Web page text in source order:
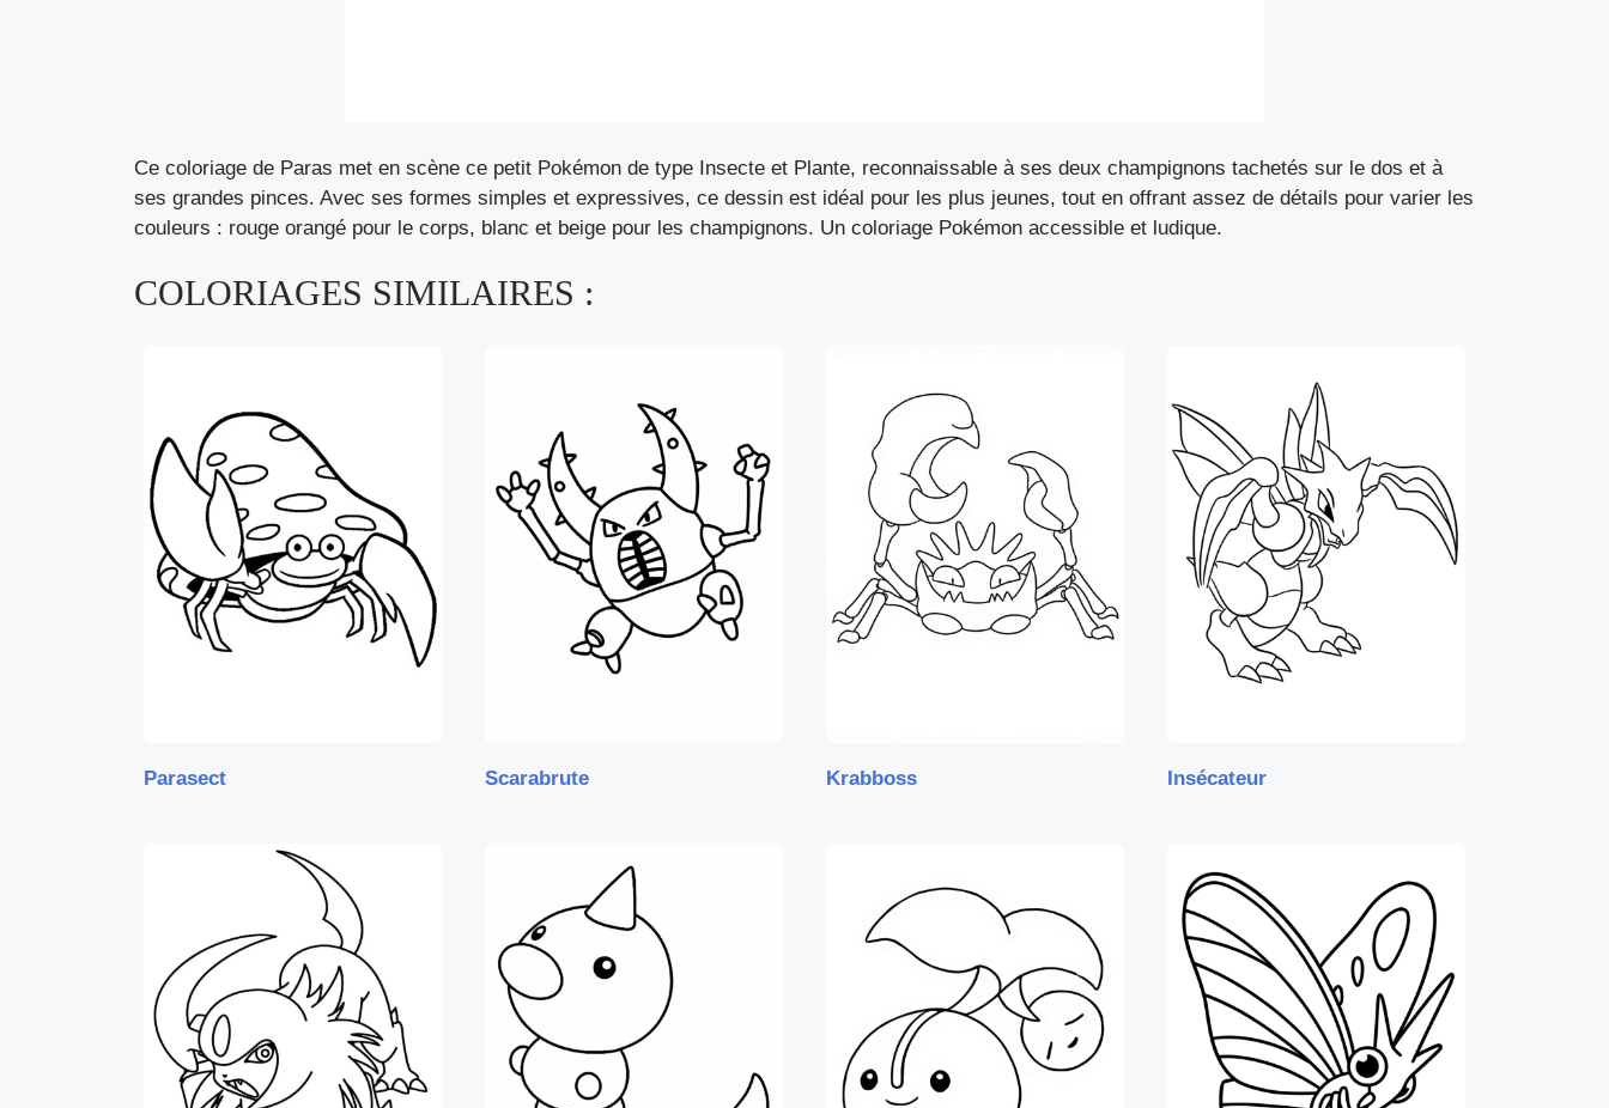
Ce coloriage de Paras met en scène ce petit Pokémon de type Insecte et Plante, reconnaissable à ses deux champignons tachetés sur le dos et à
ses grandes pinces. Avec ses formes simples et expressives, ce dessin est idéal pour les plus jeunes, tout en offrant assez de détails pour varier les
couleurs : rouge orangé pour le corps, blanc et beige pour les champignons. Un coloriage Pokémon accessible et ludique.
COLORIAGES SIMILAIRES :
Parasect Scarabrute Krabboss Insécateur